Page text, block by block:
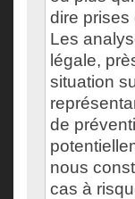
dire prises
Les
légale,
situation
de
nous
cas à